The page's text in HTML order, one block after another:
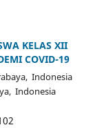
KELAS XII
COVID-19
Indonesia
Indonesia